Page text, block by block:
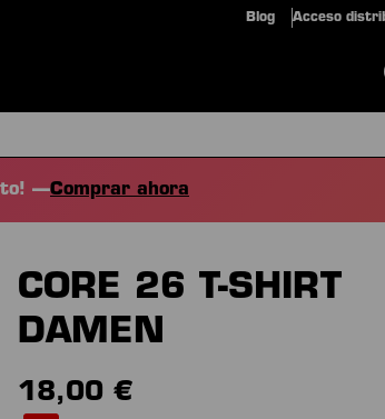
Blog Acceso
—Comprar ahora
CORE 26 T-SHIRT
DAMEN
18,00 €